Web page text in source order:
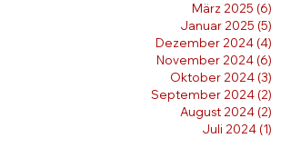
März 2025 (6)
Januar 2025 (5)
Dezember 2024 (4)
November 2024 (6)
Oktober 2024 (3)
September 2024 (2)
August 2024 (2)
Juli 2024 (1)